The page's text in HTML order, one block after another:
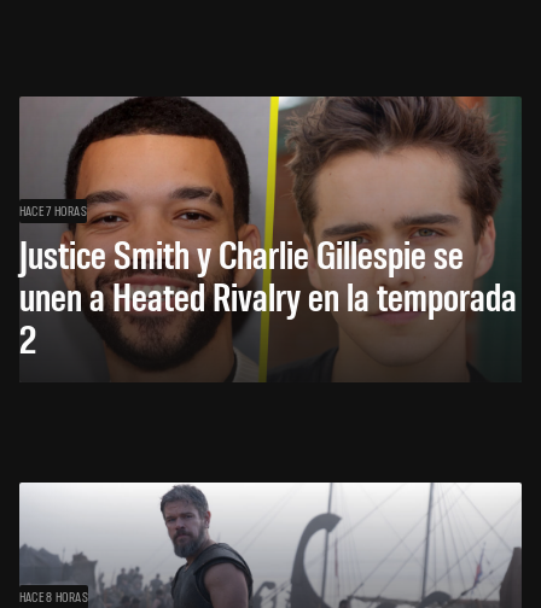
HACE 7 HORAS
Justice Smith y Charlie Gillespie se
unen a Heated Rivalry en la temporada
2
HACE 8 HORAS